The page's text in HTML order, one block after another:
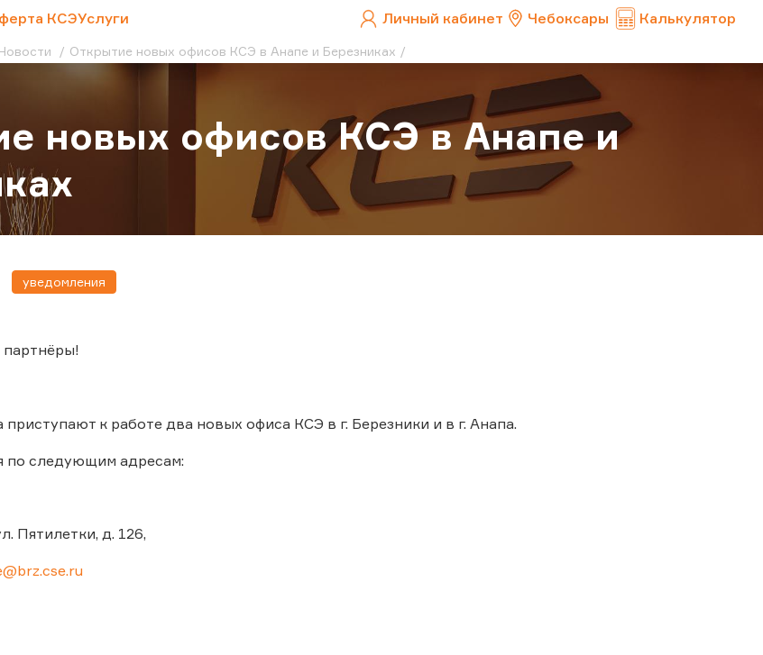
КСЭУслуги Личный кабинет Чебоксары Калькулятор
Открытие новых офисов КСЭ в Анапе и Березниках
новых офисов КСЭ в Анапе и
уведомления
приступают к работе два новых офиса КСЭ в г. Березники и в г. Анапа.
по следующим адресам:
Пятилетки, д. 126,